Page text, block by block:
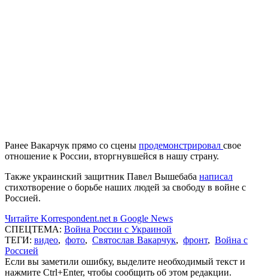
Ранее Вакарчук прямо со сцены продемонстрировал свое
отношение к России, вторгнувшейся в нашу страну.
Также украинский защитник Павел Вышебаба написал
стихотворение о борьбе наших людей за свободу в войне с
Россией.
Читайте Korrespondent.net в Google News
СПЕЦТЕМА: Война России с Украиной
ТЕГИ: видео, фото, Святослав Вакарчук, фронт, Война с
Россией
Если вы заметили ошибку, выделите необходимый текст и
нажмите Ctrl+Enter, чтобы сообщить об этом редакции.